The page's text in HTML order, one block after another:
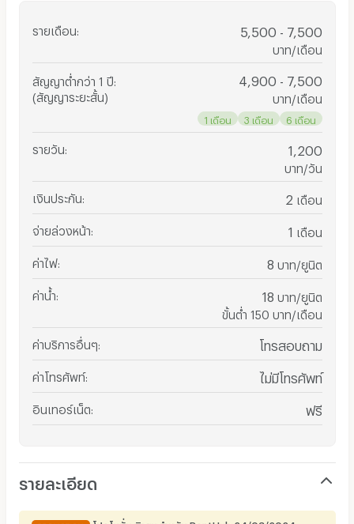
รายเดือน 5,500 - 7,500
บาท/เดือน
สัญญาต่ำกว่า 1 ปี
(สัญญาระยะสั้น)
4,900 - 7,500
บาท/เดือน
1 เดือน 3 เดือน 6 เดือน
รายวัน 1,200
บาท/วัน
เงินประกัน 2 เดือน
จ่ายล่วงหน้า 1 เดือน
ค่าไฟ: 8 บาท/ยูนิต
ค่าน้ำ 18 บาท/ยูนิต
ขั้นต่ำ 150 บาท/เดือน
ค่าบริการอื่นๆ โทรสอบถาม
ค่าโทรศัพท์: ไม่มีโทรศัพท์
อินเทอร์เน็ต ฟรี
รายละเอียด